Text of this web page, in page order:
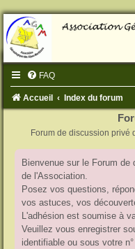
FAQ
Accueil Index du forum
Forum de discussion privé
Bienvenue sur le Forum
de l'Association.
Posez vos questions,
vos astuces, vos
L'adhésion est soumise à
Veuillez vous enregistrer
identifiable ou sous votre